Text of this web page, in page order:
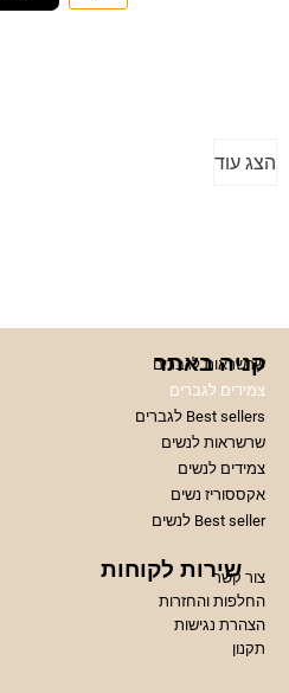
הצג עוד
שירות לקוחותצור קשר
החלפות והחזרות
הצהרת נגישות
תקנון
קניה באתר
שרשראות לגברים
צמידים לגברים
Best sellers לגברים
שרשראות לנשים
צמידים לנשים
אקססוריז נשים
Best seller לנשים